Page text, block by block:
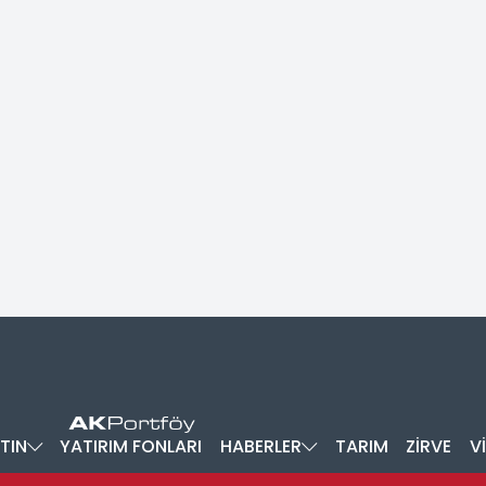
YATIRIM FONLARI HABERLER TARIM ZİRVE